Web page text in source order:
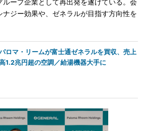
ループ企業として再出発を遂げている。会
ナジー効果や、ゼネラルが目指す方向性を
ロマ・リームが富士通ゼネラルを買収、売上
1.2兆円超の空調／給湯機器大手に